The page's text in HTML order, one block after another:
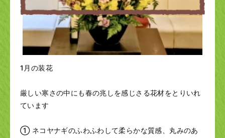
1月の装花
厳しい寒さの中にも春の兆しを感じさる花材をとりいれ
ています
① ネコヤナギのふわふわして柔らかな質感、丸みのあ